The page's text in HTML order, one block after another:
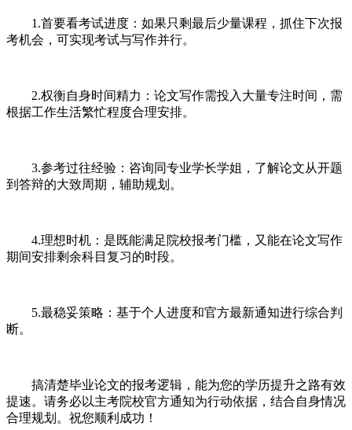
1.首要看考试进度：如果只剩最后少量课程，抓住下次报
考机会，可实现考试与写作并行。
2.权衡自身时间精力：论文写作需投入大量专注时间，需
根据工作生活繁忙程度合理安排。
3.参考过往经验：咨询同专业学长学姐，了解论文从开题
到答辩的大致周期，辅助规划。
4.理想时机：是既能满足院校报考门槛，又能在论文写作
期间安排剩余科目复习的时段。
5.最稳妥策略：基于个人进度和官方最新通知进行综合判
断。
搞清楚毕业论文的报考逻辑，能为您的学历提升之路有效
提速。请务必以主考院校官方通知为行动依据，结合自身情况
合理规划。祝您顺利成功！